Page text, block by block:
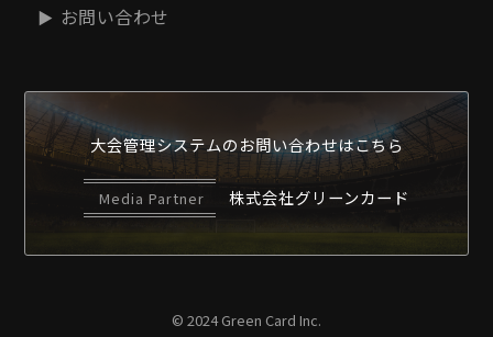
お問い合わせ
大会管理システムのお問い合わせはこちら
Media Partner 株式会社グリーンカード
© 2024 Green Card Inc.